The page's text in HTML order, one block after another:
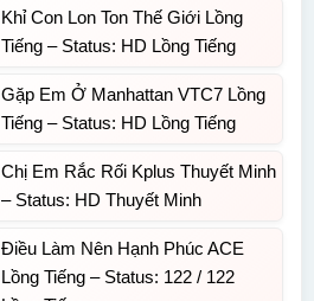
Khỉ Con Lon Ton Thế Giới Lồng
Tiếng – Status: HD Lồng Tiếng
Gặp Em Ở Manhattan VTC7 Lồng
Tiếng – Status: HD Lồng Tiếng
Chị Em Rắc Rối Kplus Thuyết Minh
– Status: HD Thuyết Minh
Điều Làm Nên Hạnh Phúc ACE
Lồng Tiếng – Status: 122 / 122